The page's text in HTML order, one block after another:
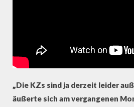
„Die KZs sind ja derzeit leider
äußerte sich am vergangenen